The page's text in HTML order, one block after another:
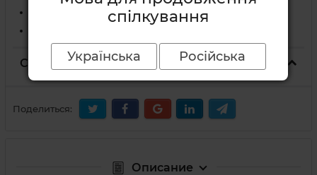
На отделение Новой Почты
Способы оплаты
Поделиться:
Описание
спілкування
Українська Російська